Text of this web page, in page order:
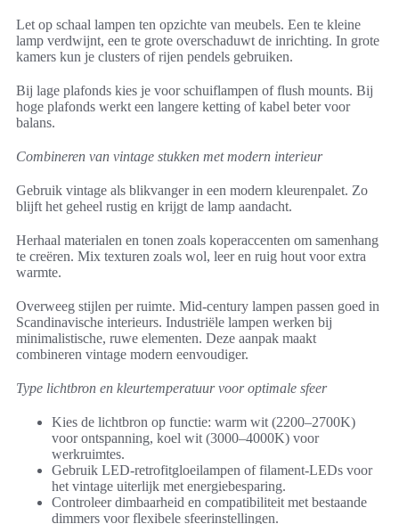
Let op schaal lampen ten opzichte van meubels. Een te kleine
lamp verdwijnt, een te grote overschaduwt de inrichting. In grote
kamers kun je clusters of rijen pendels gebruiken.
Bij lage plafonds kies je voor schuiflampen of flush mounts. Bij
hoge plafonds werkt een langere ketting of kabel beter voor
balans.
Combineren van vintage stukken met modern interieur
Gebruik vintage als blikvanger in een modern kleurenpalet. Zo
blijft het geheel rustig en krijgt de lamp aandacht.
Herhaal materialen en tonen zoals koperaccenten om samenhang
te creëren. Mix texturen zoals wol, leer en ruig hout voor extra
warmte.
Overweeg stijlen per ruimte. Mid-century lampen passen goed in
Scandinavische interieurs. Industriële lampen werken bij
minimalistische, ruwe elementen. Deze aanpak maakt
combineren vintage modern eenvoudiger.
Type lichtbron en kleurtemperatuur voor optimale sfeer
Kies de lichtbron op functie: warm wit (2200–2700K)
voor ontspanning, koel wit (3000–4000K) voor
werkruimtes.
Gebruik LED-retrofitgloeilampen of filament-LEDs voor
het vintage uiterlijk met energiebesparing.
Controleer dimbaarheid en compatibiliteit met bestaande
dimmers voor flexibele sfeerinstellingen.